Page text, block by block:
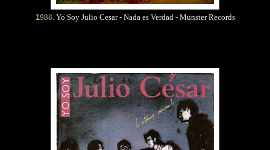
1 988. Yo Soy Julio Cesar - Nada es Verdad - Munster Records